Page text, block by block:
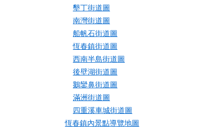
墾丁街道圖
南灣街道圖
船帆石街道圖
恆春鎮街道圖
西南半島街道圖
後壁湖街道圖
鵝鑾鼻街道圖
滿洲街道圖
四重溪車城街道圖
恆春鎮內景點導覽地圖